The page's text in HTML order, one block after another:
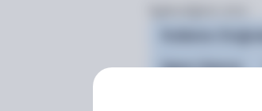
İşlem İzleme